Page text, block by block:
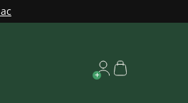
Nákupný